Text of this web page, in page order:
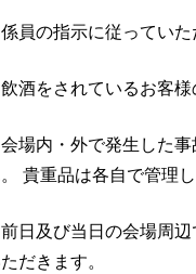
員の指示に従っていた
酒をされているお客様
場内・外で発生した事
貴重品は各自で管理し
日及び当日の会場周辺
だきます。